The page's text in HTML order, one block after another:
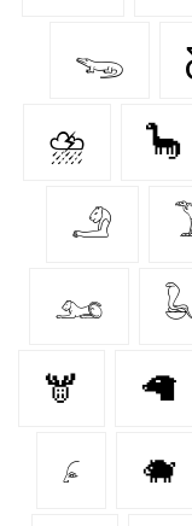
𓆌
⛈️ 🦕
𓄂
𓃭 𓆘
🫎 🦙
𓂊 🐗